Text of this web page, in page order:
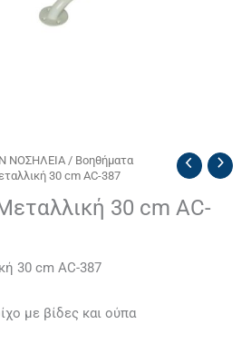
ΝΟΣΗΛΕΙΑ/ Βοηθήματα
30 cm AC-387
30 cm AC-
30 cm AC-387
με βίδες και ούπα